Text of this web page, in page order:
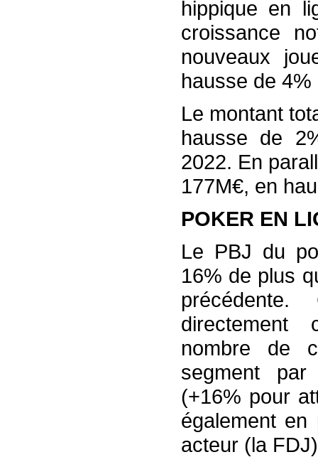
hippique en
croissance
nouveaux
hausse de
Le montant
hausse de
2022. En
177M€, en
POKER EN
Le PBJ du
16% de plus
directement
nombre de
segment par
(+16% pour
également en
acteur (la